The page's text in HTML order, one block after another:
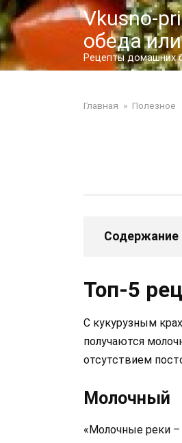
Перейти
к
контенту
Vkusno-
обеда
Рецепты домашних
Главная » Полезное
Содержание
Топ-5
С кукурузным
получаются
отсутствием
Молочный
«Молочные реки –